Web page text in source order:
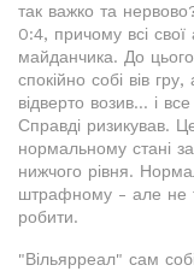
так важко та
0:4, причому всі
майданчика. До цього
спокійно собі вів
відверто возив... і
Справді ризикував.
нормальному стані
нижчого рівня.
штрафному - але не
робити.
"Вільярреал" сам